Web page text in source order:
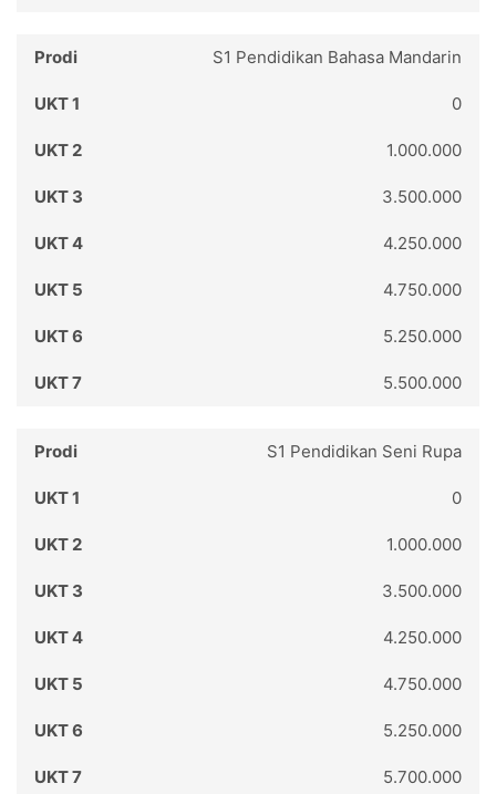
S1 Pendidikan Bahasa Mandarin
0
1.000.000
3.500.000
4.250.000
4.750.000
5.250.000
5.500.000
S1 Pendidikan Seni Rupa
0
1.000.000
3.500.000
4.250.000
4.750.000
5.250.000
5.700.000